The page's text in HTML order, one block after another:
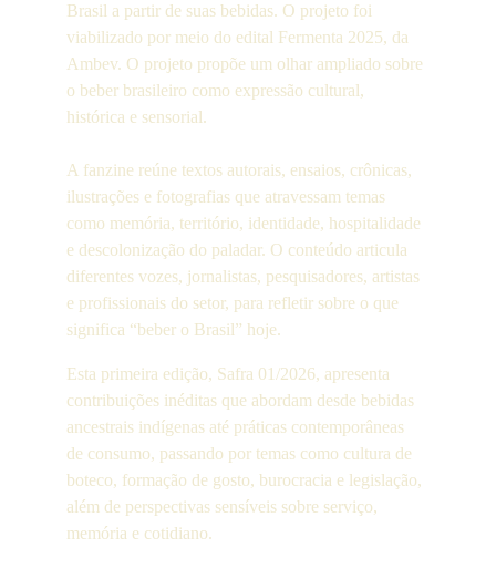
Brasil a partir de suas bebidas. O projeto foi
viabilizado por meio do edital Fermenta 2025, da
Ambev. O projeto propõe um olhar ampliado sobre
o beber brasileiro como expressão cultural,
histórica e sensorial.
A fanzine reúne textos autorais, ensaios, crônicas,
ilustrações e fotografias que atravessam temas
como memória, território, identidade, hospitalidade
e descolonização do paladar. O conteúdo articula
diferentes vozes, jornalistas, pesquisadores, artistas
e profissionais do setor, para refletir sobre o que
significa “beber o Brasil” hoje.
Esta primeira edição, Safra 01/2026, apresenta
contribuições inéditas que abordam desde bebidas
ancestrais indígenas até práticas contemporâneas
de consumo, passando por temas como cultura de
boteco, formação de gosto, burocracia e legislação,
além de perspectivas sensíveis sobre serviço,
memória e cotidiano.